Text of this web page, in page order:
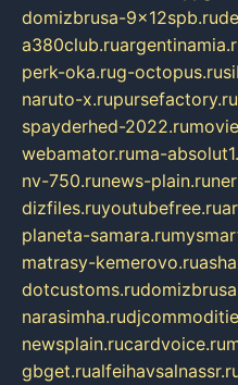
domizbrusa-9x12spb.ru
a380club.ru
perk-oka.rug-octopus.ru
naruto-x.rupursefactory.ru
spayderhed-2022.ru
webamator.ruma-
nv-750.runews-plain.ru
dizfiles.ruyoutubefree.ru
planeta-samara.ru
matrasy-kemerovo.ru
dotcustoms.ru
narasimha.ru
newsplain.rucardvoice.ru
gbget.ru